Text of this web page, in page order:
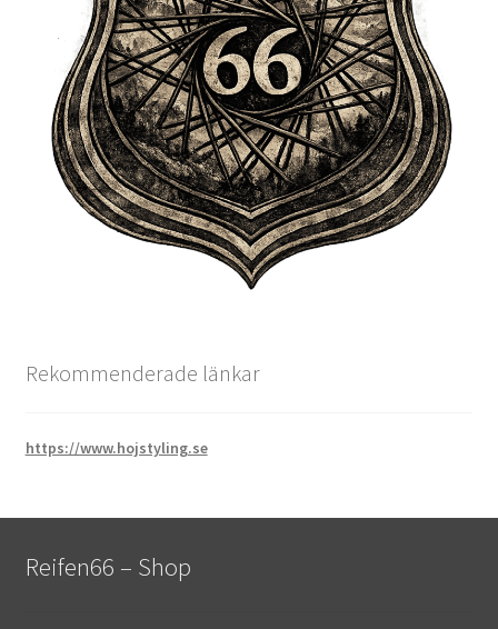
Rekommenderade länkar
https://www.hojstyling.se
Reifen66 – Shop